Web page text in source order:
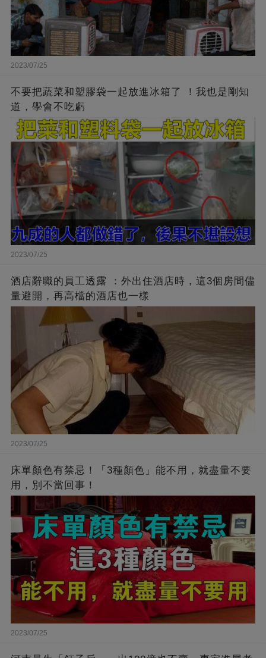
2023/07/25
不要把蔬菜和塑膠袋一起放進冰箱了 ！我也是剛知
道，學會不吃虧
2023/07/25
酒店辭職的員工透露 ：外出住酒店時，這3個房間儘
量避開，再高檔的酒店也一樣
2023/07/25
床單顏色有禁忌！「3種顏色」能不用，就盡量不要
用，別不當回事！
2023/07/25